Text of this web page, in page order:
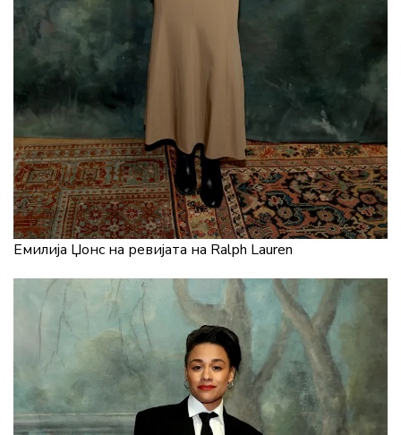
Емилија Џонс на ревијата на Ralph Lauren